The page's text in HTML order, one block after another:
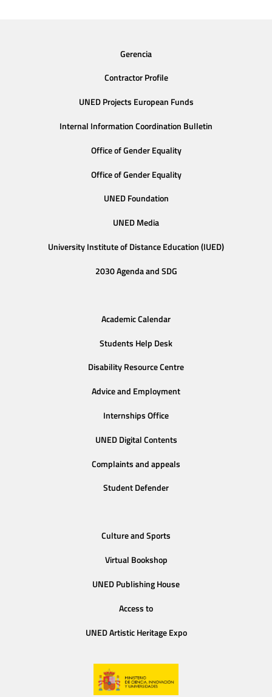
Gerencia
Contractor Profile
UNED Projects European Funds
Internal Information Coordination Bulletin
Office of Gender Equality
Office of Gender Equality
UNED Foundation
UNED Media
University Institute of Distance Education (IUED)
2030 Agenda and SDG
Academic Calendar
Students Help Desk
Disability Resource Centre
Advice and Employment
Internships Office
UNED Digital Contents
Complaints and appeals
Student Defender
Culture and Sports
Virtual Bookshop
UNED Publishing House
Access to
UNED Artistic Heritage Expo